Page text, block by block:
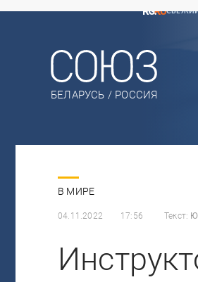
БЕЛАРУСЬ / РОССИЯ
В МИРЕ
04.11.2022 17:56 Текст: